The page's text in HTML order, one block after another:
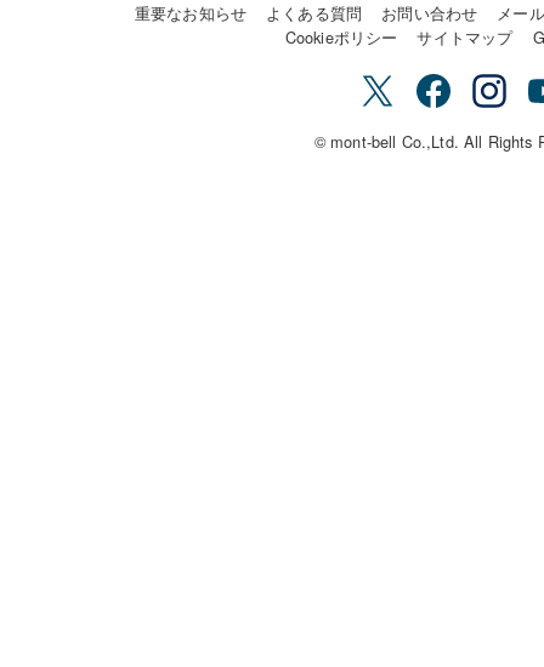
重要なお知らせ よくある質問 お問い合わせ
メー
Cookieポリシー
サイトマップ
© mont-bell Co.,Ltd. All Rights